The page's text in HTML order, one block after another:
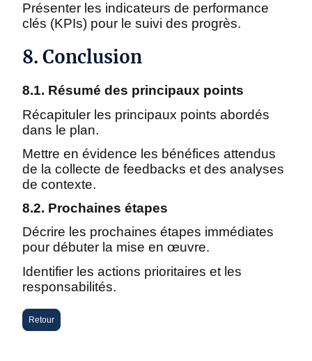
Présenter les indicateurs de performance
clés (KPIs) pour le suivi des progrès.
8. Conclusion
8.1. Résumé des principaux points
Récapituler les principaux points abordés
dans le plan.
Mettre en évidence les bénéfices attendus
de la collecte de feedbacks et des analyses
de contexte.
8.2. Prochaines étapes
Décrire les prochaines étapes immédiates
pour débuter la mise en œuvre.
Identifier les actions prioritaires et les
responsabilités.
Retour